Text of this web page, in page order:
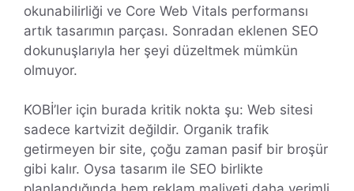
okunabilirliği ve Core Web Vitals performansı
artık tasarımın parçası. Sonradan eklenen SEO
dokunuşlarıyla her şeyi düzeltmek mümkün
olmuyor.
KOBİ’ler için burada kritik nokta şu: Web sitesi
sadece kartvizit değildir. Organik trafik
getirmeyen bir site, çoğu zaman pasif bir broşür
gibi kalır. Oysa tasarım ile SEO birlikte